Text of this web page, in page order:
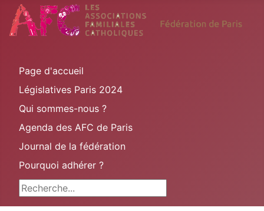
Page d'accueil
Législatives Paris 2024
Qui sommes-nous ?
Agenda des AFC de Paris
Journal de la fédération
Pourquoi adhérer ?
Rechercher